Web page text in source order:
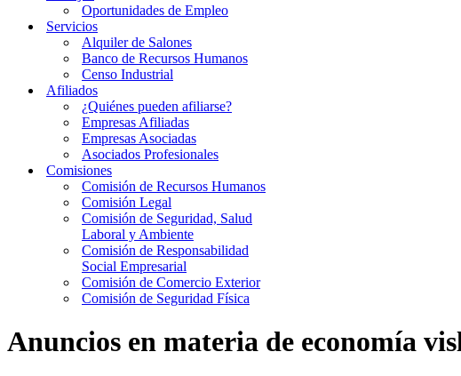
Oportunidades de Empleo
Servicios
Alquiler de Salones
Banco de Recursos Humanos
Censo Industrial
Afiliados
¿Quiénes pueden afiliarse?
Empresas Afiliadas
Empresas Asociadas
Asociados Profesionales
Comisiones
Comisión de Recursos Humanos
Comisión Legal
Comisión de Seguridad, Salud
Laboral y Ambiente
Comisión de Responsabilidad
Social Empresarial
Comisión de Comercio Exterior
Comisión de Seguridad Física
Anuncios en materia de economía